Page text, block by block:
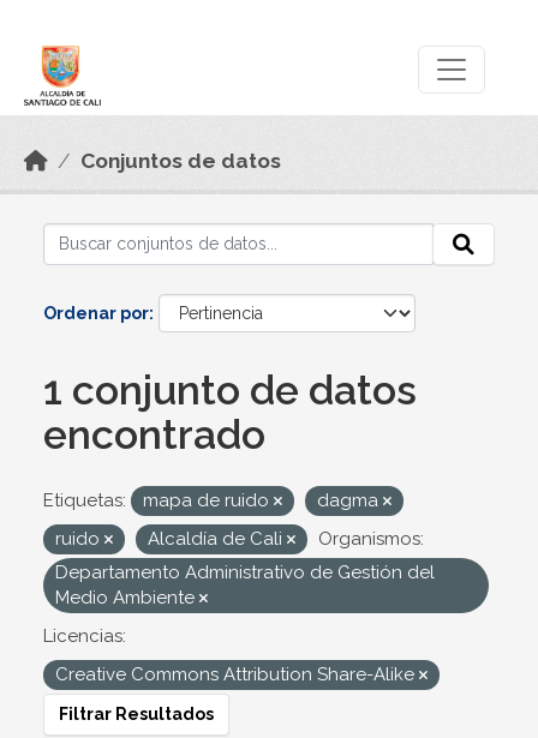
Conjuntos de datos
Ordenar por
1 conjunto de datos
encontrado
Etiquetas: mapa de ruido
dagma
ruido
Alcaldía de Cali
Organismos:
Departamento Administrativo de Gestión del
Medio Ambiente
Licencias:
Creative Commons Attribution Share-Alike
Filtrar Resultados